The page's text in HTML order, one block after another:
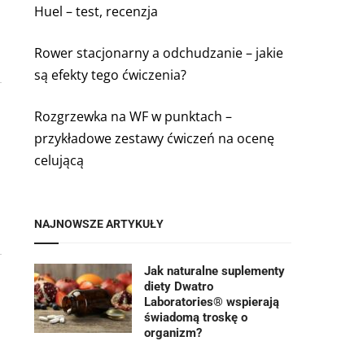
Huel – test, recenzja
Rower stacjonarny a odchudzanie – jakie
są efekty tego ćwiczenia?
Rozgrzewka na WF w punktach –
przykładowe zestawy ćwiczeń na ocenę
celującą
NAJNOWSZE ARTYKUŁY
Jak naturalne suplementy
diety Dwatro
Laboratories® wspierają
świadomą troskę o
organizm?